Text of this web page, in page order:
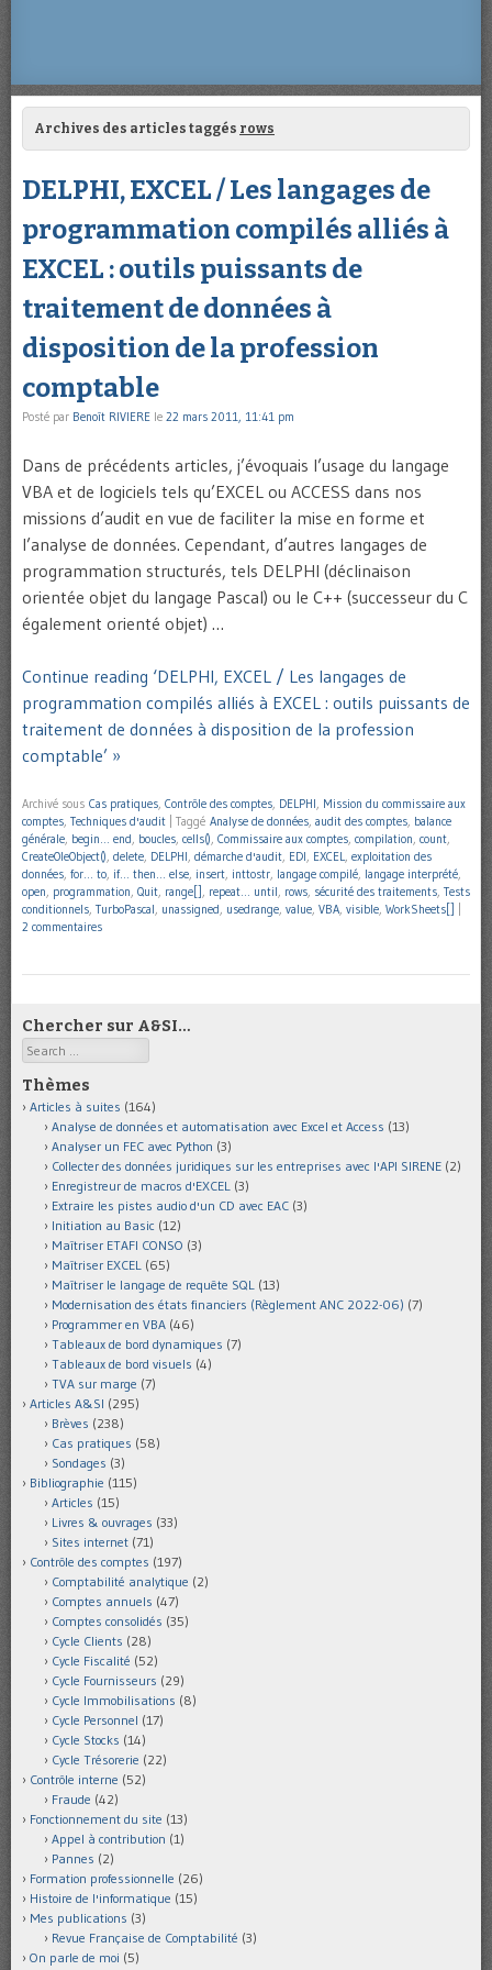
Archives des articles taggés rows
DELPHI, EXCEL / Les langages de
programmation compilés alliés à
EXCEL : outils puissants de
traitement de données à
disposition de la profession
comptable
Posté par Benoît RIVIERE le 22 mars 2011, 11:41 pm
Dans de précédents articles, j’évoquais l’usage du langage
VBA et de logiciels tels qu’EXCEL ou ACCESS dans nos
missions d’audit en vue de faciliter la mise en forme et
l’analyse de données. Cependant, d’autres langages de
programmation structurés, tels DELPHI (déclinaison
orientée objet du langage Pascal) ou le C++ (successeur du C
également orienté objet) …
Continue reading ‘DELPHI, EXCEL / Les langages de
programmation compilés alliés à EXCEL : outils puissants de
traitement de données à disposition de la profession
comptable’ »
Archivé sous Cas pratiques, Contrôle des comptes, DELPHI, Mission du commissaire aux
comptes, Techniques d'audit Taggé Analyse de données, audit des comptes, balance
générale, begin… end, boucles, cells(), Commissaire aux comptes, compilation, count,
CreateOleObject(), delete, DELPHI, démarche d'audit, EDI, EXCEL, exploitation des
données, for… to, if… then… else, insert, inttostr, langage compilé, langage interprété,
open, programmation, Quit, range[] , repeat… until, rows, sécurité des traitements, Tests
conditionnels, TurboPascal, unassigned, usedrange, value, VBA, visible, WorkSheets[]
2 commentaires
Chercher sur A&SI…
Search
Thèmes
Articles à suites (164)
Analyse de données et automatisation avec Excel et Access (13)
Analyser un FEC avec Python (3)
Collecter des données juridiques sur les entreprises avec l'API SIRENE (2)
Enregistreur de macros d'EXCEL (3)
Extraire les pistes audio d'un CD avec EAC (3)
Initiation au Basic (12)
Maîtriser ETAFI CONSO (3)
Maîtriser EXCEL (65)
Maîtriser le langage de requête SQL (13)
Modernisation des états financiers (Règlement ANC 2022-06) (7)
Programmer en VBA (46)
Tableaux de bord dynamiques (7)
Tableaux de bord visuels (4)
TVA sur marge (7)
Articles A&SI (295)
Brèves (238)
Cas pratiques (58)
Sondages (3)
Bibliographie (115)
Articles (15)
Livres & ouvrages (33)
Sites internet (71)
Contrôle des comptes (197)
Comptabilité analytique (2)
Comptes annuels (47)
Comptes consolidés (35)
Cycle Clients (28)
Cycle Fiscalité (52)
Cycle Fournisseurs (29)
Cycle Immobilisations (8)
Cycle Personnel (17)
Cycle Stocks (14)
Cycle Trésorerie (22)
Contrôle interne (52)
Fraude (42)
Fonctionnement du site (13)
Appel à contribution (1)
Pannes (2)
Formation professionnelle (26)
Histoire de l'informatique (15)
Mes publications (3)
Revue Française de Comptabilité (3)
On parle de moi (5)